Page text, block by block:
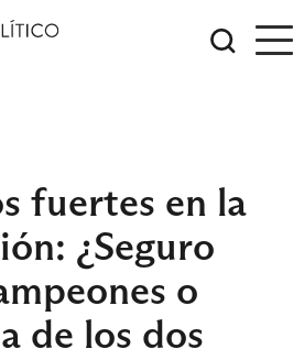
fuertes en la
¿Seguro
o
de los dos